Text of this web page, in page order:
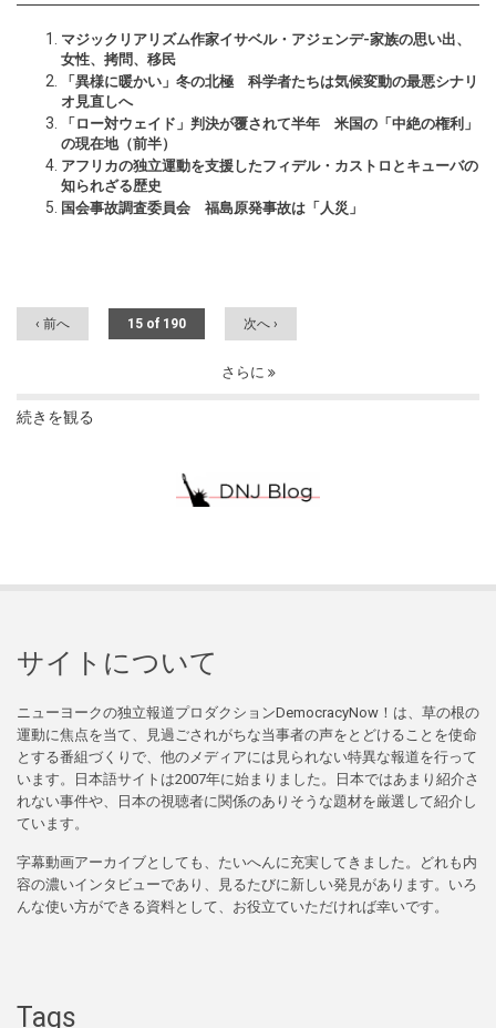
マジックリアリズム作家イサベル・アジェンデ-家族の思い出、
女性、拷問、移民
「異様に暖かい」冬の北極 科学者たちは気候変動の最悪シナリ
オ見直しへ
「ロー対ウェイド」判決が覆されて半年 米国の「中絶の権利」
の現在地（前半）
アフリカの独立運動を支援したフィデル・カストロとキューバの
知られざる歴史
国会事故調査委員会 福島原発事故は「人災」
‹ 前へ 15 of 190 次へ ›
さらに
続きを観る
サイトについて
ニューヨークの独立報道プロダクションDemocracyNow！は、草の根の
運動に焦点を当て、見過ごされがちな当事者の声をとどけることを使命
とする番組づくりで、他のメディアには見られない特異な報道を行って
います。日本語サイトは2007年に始まりました。日本ではあまり紹介さ
れない事件や、日本の視聴者に関係のありそうな題材を厳選して紹介し
ています。
字幕動画アーカイブとしても、たいへんに充実してきました。どれも内
容の濃いインタビューであり、見るたびに新しい発見があります。いろ
んな使い方ができる資料として、お役立ていただければ幸いです。
Tags